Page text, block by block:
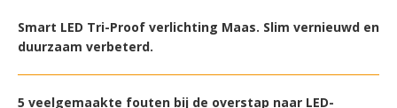
Smart LED Tri-Proof verlichting Maas. Slim vernieuwd en
duurzaam verbeterd.
5 veelgemaakte fouten bij de overstap naar LED-